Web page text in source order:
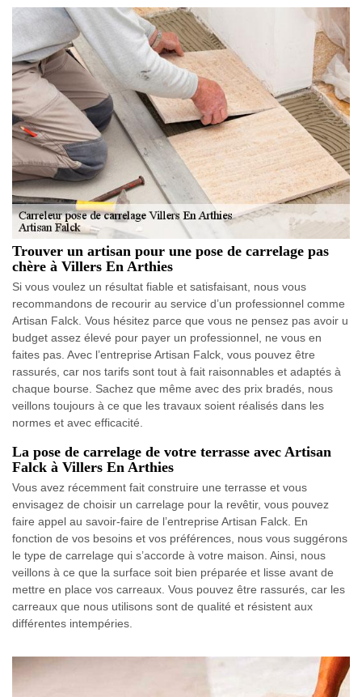
Trouver un artisan pour une pose de carrelage pas
chère à Villers En Arthies
Si vous voulez un résultat fiable et satisfaisant, nous vous
recommandons de recourir au service d’un professionnel comme
Artisan Falck. Vous hésitez parce que vous ne pensez pas avoir u
budget assez élevé pour payer un professionnel, ne vous en
faites pas. Avec l’entreprise Artisan Falck, vous pouvez être
rassurés, car nos tarifs sont tout à fait raisonnables et adaptés à
chaque bourse. Sachez que même avec des prix bradés, nous
veillons toujours à ce que les travaux soient réalisés dans les
normes et avec efficacité.
La pose de carrelage de votre terrasse avec Artisan
Falck à Villers En Arthies
Vous avez récemment fait construire une terrasse et vous
envisagez de choisir un carrelage pour la revêtir, vous pouvez
faire appel au savoir-faire de l’entreprise Artisan Falck. En
fonction de vos besoins et vos préférences, nous vous suggérons
le type de carrelage qui s’accorde à votre maison. Ainsi, nous
veillons à ce que la surface soit bien préparée et lisse avant de
mettre en place vos carreaux. Vous pouvez être rassurés, car les
carreaux que nous utilisons sont de qualité et résistent aux
différentes intempéries.